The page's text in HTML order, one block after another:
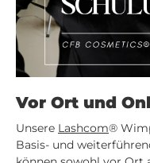
Vor Ort und
Unsere Lashcom®
Basis- und